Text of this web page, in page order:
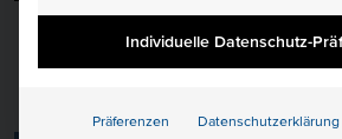
Individuelle Datenschutz-
Präferenzen Datenschutzerklärung